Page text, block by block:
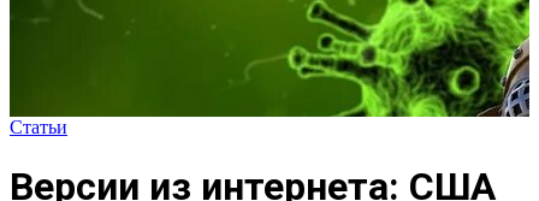
Статьи
Версии из интернета: США